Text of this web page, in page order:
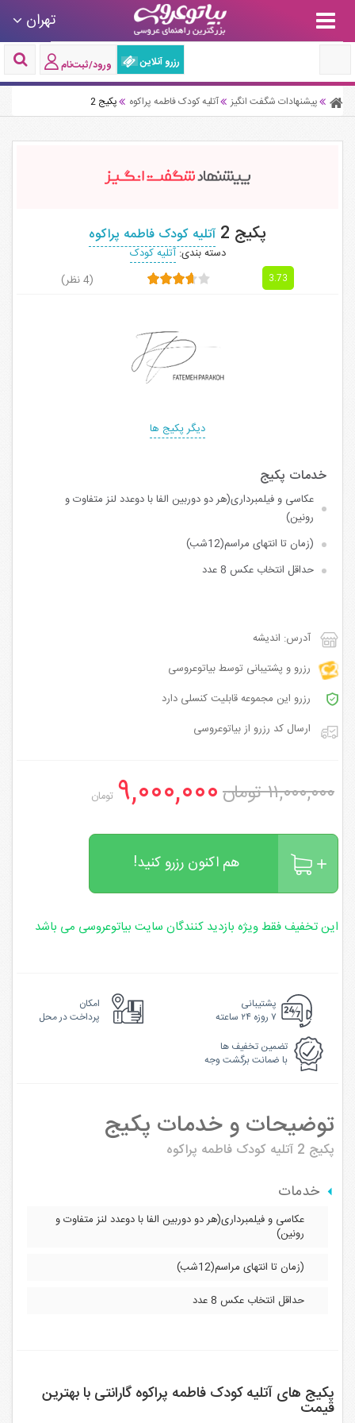
تهران
رزرو آنلاین ورود/ثبت‌نام
پیشنهادات شگفت انگیز آتلیه کودک فاطمه پراکوه پکیج 2
پکیج 2 آتلیه کودک فاطمه پراکوه
دسته بندی:آتلیه کودک
3.73 (4 نظر)
دیگر پکیج ها
عکاسی و فیلمبرداری(هر دو دوربین الفا با دوعدد لنز متفاوت و
رونین)
(زمان تا انتهای مراسم(12شب)
حداقل انتخاب عکس 8 عدد
آدرس: اندیشه
رزرو و پشتیبانی توسط بیاتوعروسی
رزرو این مجموعه قابلیت کنسلی دارد
ارسال کد رزرو از بیاتوعروسی
۱۱,۰۰۰,۰۰۰ تومان ۹,۰۰۰,۰۰۰ تومان
هم اکنون رزرو کنید!
این تخفیف فقط ویژه بازدید کنندگان سایت بیاتوعروسی می باشد
پشتیبانی
۷ روزه ۲۴ ساعته
امکان
پرداخت در محل
تضمین تخفیف ها
با ضمانت برگشت وجه
توضیحات و خدمات پکیج
پکیج 2 آتلیه کودک فاطمه پراکوه
خدمات
عکاسی و فیلمبرداری(هر دو دوربین الفا با دوعدد لنز متفاوت و
رونین)
(زمان تا انتهای مراسم(12شب)
حداقل انتخاب عکس 8 عدد
پکیج های آتلیه کودک فاطمه پراکوه گارانتی با بهترین
قیمت